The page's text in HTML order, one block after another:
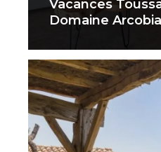
Vacances
Domaine